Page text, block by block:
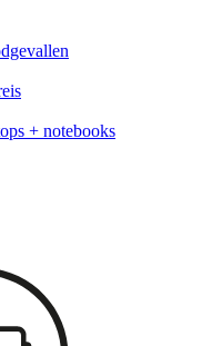
+ notebooks